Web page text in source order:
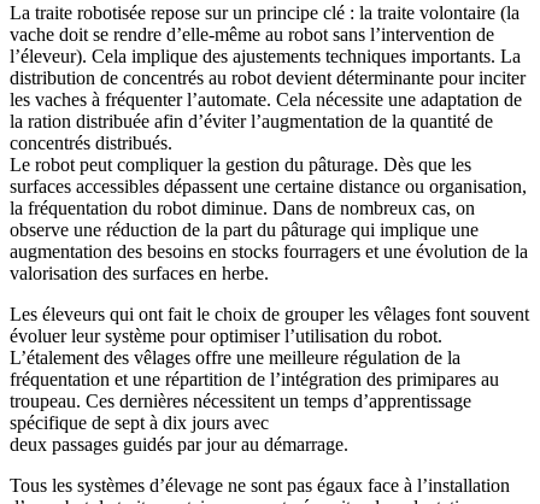
La traite robotisée repose sur un principe clé : la traite volontaire (la
vache doit se rendre d’elle-même au robot sans l’intervention de
l’éleveur). Cela implique des ajustements techniques importants. La
distribution de concentrés au robot devient déterminante pour inciter
les vaches à fréquenter l’automate. Cela nécessite une adaptation de
la ration distribuée afin d’éviter l’augmentation de la quantité de
concentrés distribués.
Le robot peut compliquer la gestion du pâturage. Dès que les
surfaces accessibles dépassent une certaine distance ou organisation,
la fréquentation du robot diminue. Dans de nombreux cas, on
observe une réduction de la part du pâturage qui implique une
augmentation des besoins en stocks fourragers et une évolution de la
valorisation des surfaces en herbe.
Les éleveurs qui ont fait le choix de grouper les vêlages font souvent
évoluer leur système pour optimiser l’utilisation du robot.
L’étalement des vêlages offre une meilleure régulation de la
fréquentation et une répartition de l’intégration des primipares au
troupeau. Ces dernières nécessitent un temps d’apprentissage
spécifique de sept à dix jours avec
deux passages guidés par jour au démarrage.
Tous les systèmes d’élevage ne sont pas égaux face à l’installation